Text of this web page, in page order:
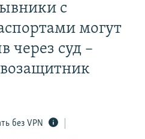
с
могут
через суд –
без VPN